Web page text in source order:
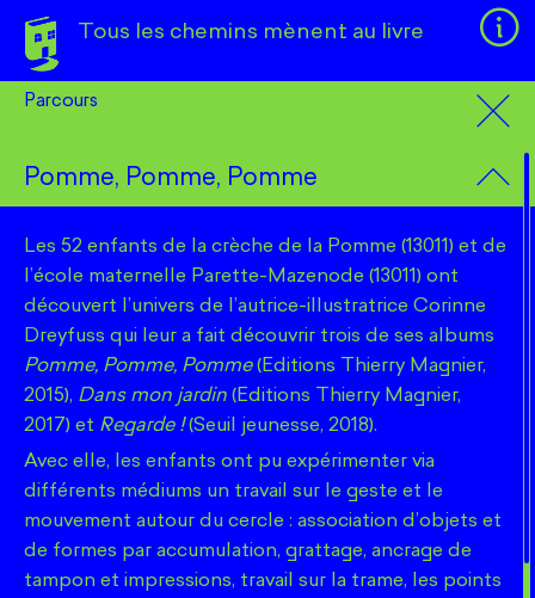
Tous les chemins mènent au livre
Intervenant·e
Des parcours d’auteurs pour créer des liens avec les
bibliothèques des zones rurales et périurbaines dans
la région Provence-Alpes-Côte d’Azur ? C’est le pari
du dispositif
Tous les chemins mènent à la
bibliothèque
mis en place en 2021 pour que le plus
grand nombre découvre le plaisir de la lecture et de
l’écriture. Le
Contrat Territoire Lecture
est un
dispositif produit par laDrac Provence-Alpes-Côte
d’Azur
et mis en œuvre par l’association
Des livres
comme des idées
. Imaginés par les auteurs (écrivain,
journaliste, photographe, illustrateur…) en fonction
du public visé (enfants, adolescents, adultes), chaque
parcours se décline en ateliers au cours desquels
tous explorent une thématique et une pratique. Avec,
à la clé, la réalisation collective d’un fanzine, d’un
Le site tousleschemins.ohlesbeauxjours.fr est édité par
l’association Des livres comme des idées
13001 Marseille
France
Téléphone : +33 (0)4 84 89 02 00
contact@deslivrescommedesidees.com
RCS
Association loi 1901
SIRET : 814 469 201 00028
Code APE : 9001Z
Numéros de licence : N° 2-1099029 et N° 3-1099030
Crédits
Parcours
Pomme, Pomme, Pomme
Les 52 enfants de la crèche de la Pomme (13011) et de
l’école maternelle Parette-Mazenode (13011) ont
découvert l’univers de l’autrice-illustratrice Corinne
Dreyfuss qui leur a fait découvrir trois de ses albums
Pomme, Pomme, Pomme(Editions Thierry Magnier,
2015), Dans mon jardin (Editions Thierry Magnier,
2017) et Regarde !(Seuil jeunesse, 2018).
Avec elle, les enfants ont pu expérimenter via
différents médiums un travail sur le geste et le
mouvement autour du cercle : association d’objets et
de formes par accumulation, grattage, ancrage de
tampon et impressions, travail sur la trame, les points
−